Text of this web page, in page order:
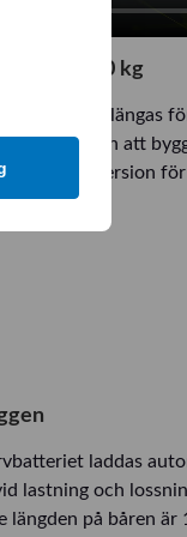
klarar 300 kg
hiss och förlängas
möjligheten att
i en specialversion
laddas
lastning och
på båren är